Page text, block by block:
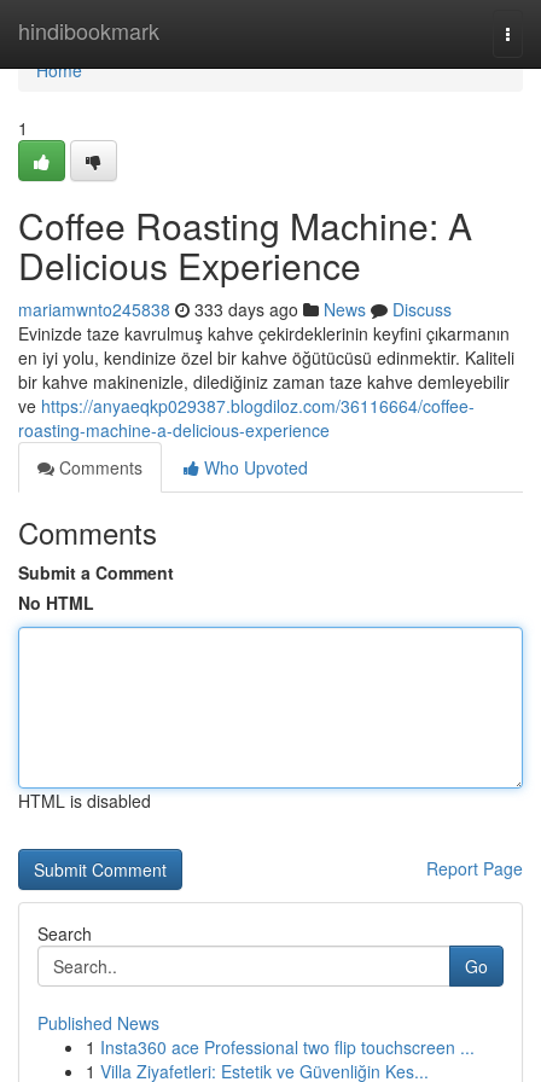
hindibookmark
Home
Home
1
Coffee Roasting Machine: A
Delicious Experience
mariamwnto245838 333 days ago News
Discuss
Evinizde taze kavrulmuş kahve çekirdeklerinin keyfini çıkarmanın
en iyi yolu, kendinize özel bir kahve öğütücüsü edinmektir. Kaliteli
bir kahve makinenizle, dilediğiniz zaman taze kahve demleyebilir
ve https://anyaeqkp029387.blogdiloz.com/36116664/coffee-
roasting-machine-a-delicious-experience
Comments
Who Upvoted
Comments
Submit a Comment
No HTML
HTML is disabled
Report Page
Search
Go
Published News
1 Insta360 ace Professional two flip touchscreen ...
1 Villa Ziyafetleri: Estetik ve Güvenliğin Kes...